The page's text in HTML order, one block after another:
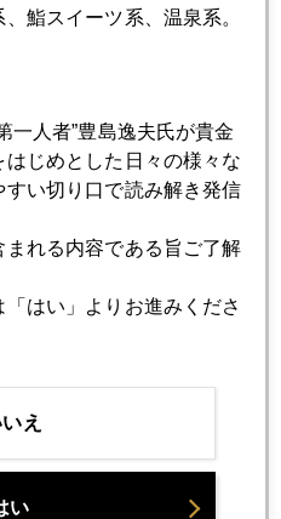
。。ここぞ、というときに、
～。
4月 5月 6月
10月 11月 12月
鮨スイーツ系、温泉系。
一人者”豊島逸夫氏が貴金
じめとした日々の様々な
い切り口で読み解き発信
れる内容である旨ご了解
はい」よりお進みくださ
え
い